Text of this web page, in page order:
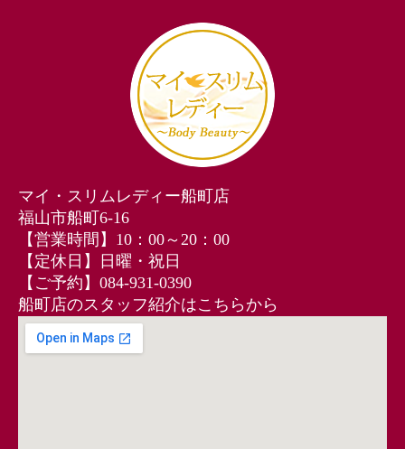
マイ・スリムレディー船町店
福山市船町6-16
【営業時間】10：00～20：00
【定休日】日曜・祝日
【ご予約】084-931-0390
船町店のスタッフ紹介はこちらから